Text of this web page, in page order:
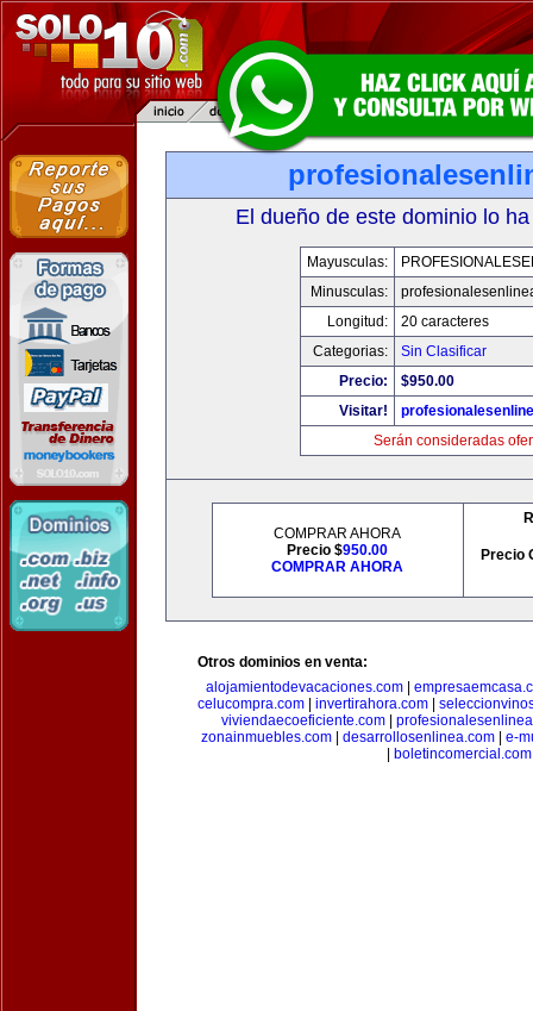
El dueño de este dominio lo
Mayusculas:
Minusculas:
Longitud:
20 caracteres
Categorias:
Sin Clasificar
Precio:
$950.00
Visitar!
Serán consideradas
COMPRAR AHORA
Precio $950.00
COMPRAR AHORA
Precio
Otros dominios en venta:
alojamientodevacaciones.com
celucompra.com
invertirahora.com
viviendaecoeficiente.com|
zonainmuebles.com| desarrollosenlinea.com| e-
boletincomercial.com